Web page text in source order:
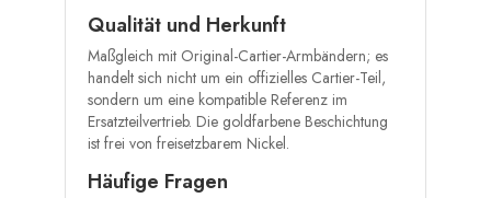
Qualität und Herkunft
Maßgleich mit Original-Cartier-Armbändern; es
handelt sich nicht um ein offizielles Cartier-Teil,
sondern um eine kompatible Referenz im
Ersatzteilvertrieb. Die goldfarbene Beschichtung
ist frei von freisetzbarem Nickel.
Häufige Fragen